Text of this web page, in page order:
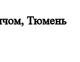
Тюмень